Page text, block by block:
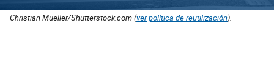
Christian Mueller/Shutterstock.com (ver política de reutilización).